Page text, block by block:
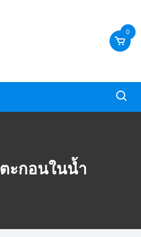
0
ตะกอนในน้ำ